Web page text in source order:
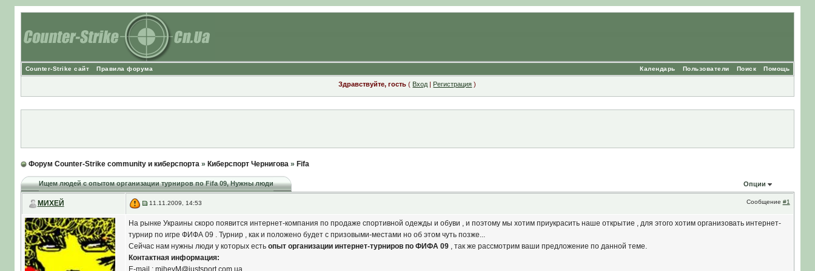
Counter-Strike сайт Правила форума Помощь
Поиск
Пользователи
Календарь
Здравствуйте, гость ( Вход | Регистрация )
Форум Counter-Strike community и киберспорта» Киберспорт Чернигова» Fifa
Ищем людей с опытом организации турниров по Fifa 09, Нужны люди Опции
МИХЕЙ 11.11.2009, 14:53 Сообщение #1
На рынке Украины скоро появится интернет-компания по продаже спортивной одежды и обуви , и поэтому мы хотим приукрасить наше открытие , для этого хотим организовать интернет-
турнир по игре ФИФА 09 . Турнир , как и положено будет с призовыми-местами но об этом чуть позже...
Сейчас нам нужны люди у которых есть опыт организации интернет-турниров по ФИФА 09, так же рассмотрим ваши предложение по данной теме.
Контактная информация:
E-mail : miheyM@justsport.com.ua